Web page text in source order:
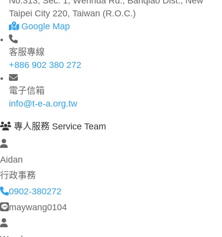
Taipei City 220, Taiwan (R.O.C.)
Google Map
客服專線
+886 902 380 272
電子信箱
info@t-e-a.org.tw
專人服務 Service Team
Aidan
行政事務
0902-380272
maywang0104